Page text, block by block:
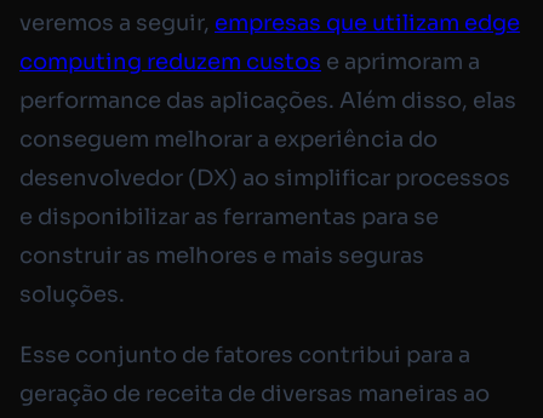
veremos a seguir, empresas que utilizam edge
computing reduzem custos e aprimoram a
performance das aplicações. Além disso, elas
conseguem melhorar a experiência do
desenvolvedor (DX) ao simplificar processos
e disponibilizar as ferramentas para se
construir as melhores e mais seguras
soluções.
Esse conjunto de fatores contribui para a
geração de receita de diversas maneiras ao